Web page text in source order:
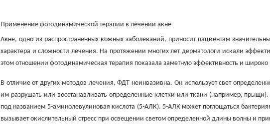
Применение фотодинамической терапии в лечении акне
Акне, одно из распространенных кожных заболеваний, приносит пациентам
характера и сложности лечения. На протяжении многих лет дерматологи искали
этом отношении фотодинамическая терапия показала заметную эффективность и
В отличие от других методов лечения, ФДТ неинвазивна. Он использует свет
им разрушать или восстанавливать определенные клетки или ткани (например,
под названием 5-аминолевулиновая кислота (5-АЛК). 5-АЛК может поглощаться
вызывает окислительный стресс при освещении светом определенной длины волны и